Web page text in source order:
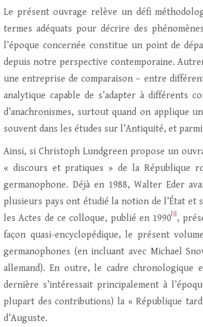
Le présent ouvrage relève un défi
termes adéquats pour décrire des
l’époque concernée constitue un point de
depuis notre perspective contemporaine.
une entreprise de comparaison – entre
analytique capable de s’adapter à différents
d’anachronismes, surtout quand on applique
souvent dans les études sur l’Antiquité, et
Ainsi, si Christoph Lundgreen propose un
« discours et pratiques » de la République
germanophone. Déjà en 1988, Walter Eder
plusieurs pays ont étudié la notion de l’État et
les Actes de ce colloque, publié en 1990[1],
façon quasi-encyclopédique, le présent
germanophones (en incluant avec Michael
allemand). En outre, le cadre
dernière s’intéressait principalement à
plupart des contributions) la « République
d’Auguste.